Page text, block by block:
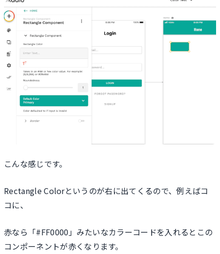
こんな感じです。
Rectangle Colorというのが右に出てくるので、例えばコ
コに、
赤なら「#FF0000」みたいなカラーコードを入れるとこの
コンポーネントが赤くなります。